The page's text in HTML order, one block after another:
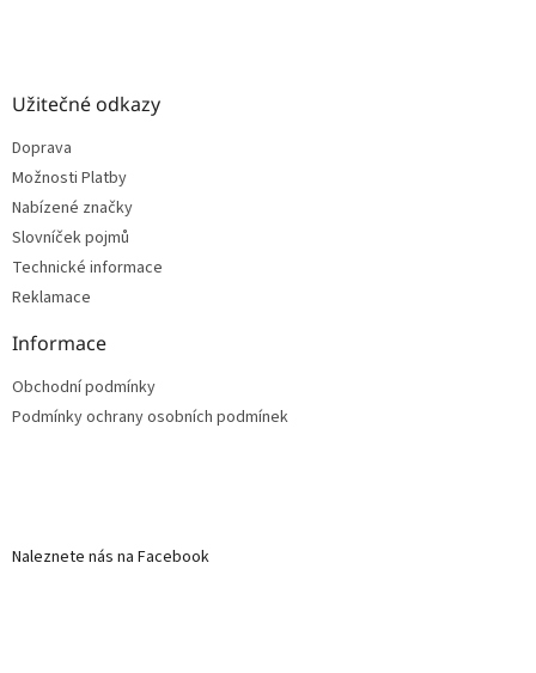
Užitečné odkazy
Doprava
Možnosti Platby
Nabízené značky
Slovníček pojmů
Technické informace
Reklamace
Informace
Obchodní podmínky
Podmínky ochrany osobních podmínek
Naleznete nás na Facebook